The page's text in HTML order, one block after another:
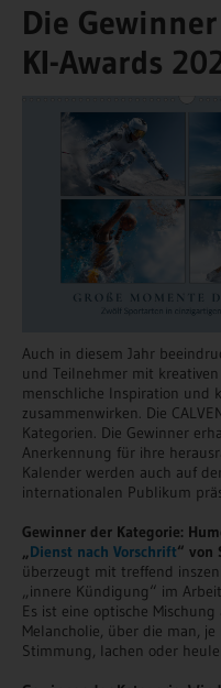
Die Gewinner
KI-Awards
Auch in diesem Jahr
und Teilnehmer mit
menschliche Inspiration und
zusammenwirken. Die
Kategorien. Die Gewinner
Anerkennung für ihre
Kalender werden auch auf
internationalen Publikum
Gewinner der Kategorie:
Dienst nach Vorschrift“ von
überzeugt mit treffend
„innere Kündigung“ im
Es ist eine optische
Melancholie, über die man,
Stimmung, lachen oder